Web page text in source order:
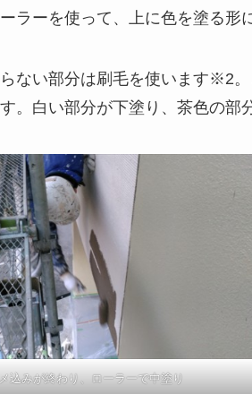
ラーを使って、上に色を塗る形
ない部分は刷毛を使います※2
。白い部分が下塗り、茶色の部
込みが終わり、ローラーで中塗り